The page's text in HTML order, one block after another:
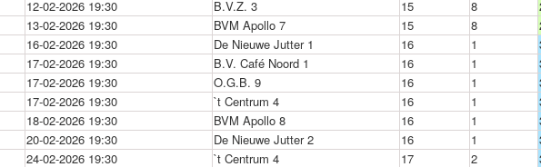
12-02-2026 19:30 B.V.Z. 3 15 8
13-02-2026 19:30 BVM Apollo 7 15 8
16-02-2026 19:30 De Nieuwe Jutter 1 16 1
17-02-2026 19:30 B.V. Café Noord 1 16 1
17-02-2026 19:30 O.G.B. 9 16 1
17-02-2026 19:30 `t Centrum 4 16 1
18-02-2026 19:30 BVM Apollo 8 16 1
20-02-2026 19:30 De Nieuwe Jutter 2 16 1
24-02-2026 19:30 `t Centrum 4 17 2